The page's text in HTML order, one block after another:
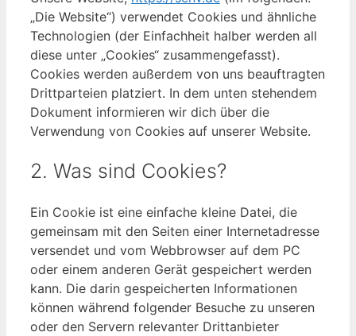
„Die Website“) verwendet Cookies und ähnliche
Technologien (der Einfachheit halber werden all
diese unter „Cookies“ zusammengefasst).
Cookies werden außerdem von uns beauftragten
Drittparteien platziert. In dem unten stehendem
Dokument informieren wir dich über die
Verwendung von Cookies auf unserer Website.
2. Was sind Cookies?
Ein Cookie ist eine einfache kleine Datei, die
gemeinsam mit den Seiten einer Internetadresse
versendet und vom Webbrowser auf dem PC
oder einem anderen Gerät gespeichert werden
kann. Die darin gespeicherten Informationen
können während folgender Besuche zu unseren
oder den Servern relevanter Drittanbieter